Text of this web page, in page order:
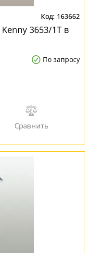
163662
3653/1T в
По запросу